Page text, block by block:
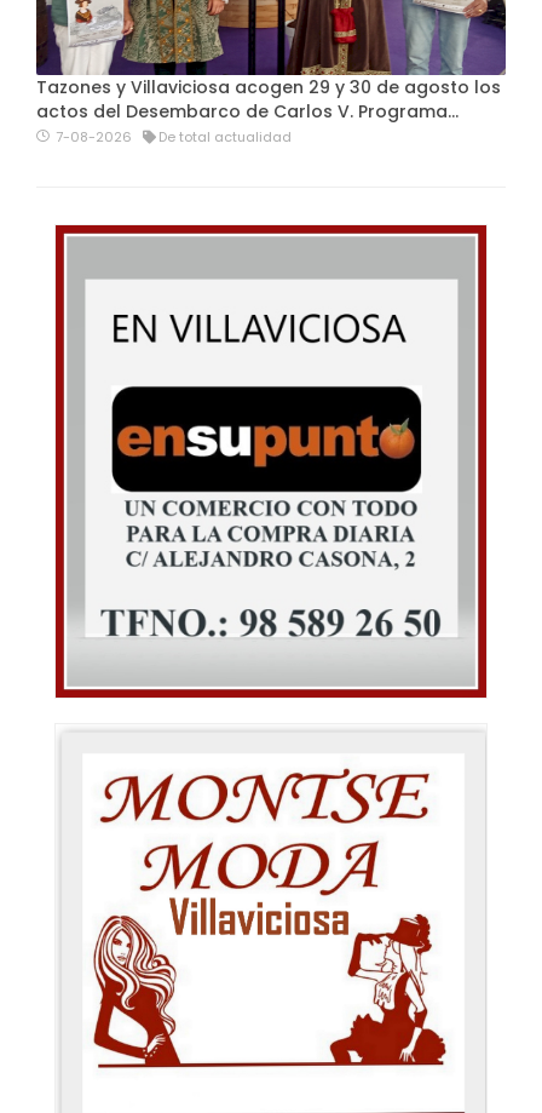
Tazones y Villaviciosa acogen 29 y 30 de agosto los
actos del Desembarco de Carlos V. Programa…
7-08-2026 De total actualidad